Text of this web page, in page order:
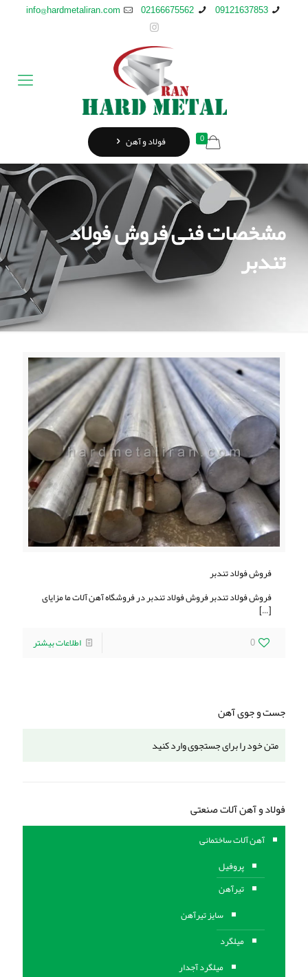
09121637853
02166675562
info@hardmetaliran.com
0 فولاد و آهن
مشخصات فنی فروش فولاد
تندبر
فروش فولاد تندبر
فروش فولاد تندبر فروش فولاد تندبر در فروشگاه آهن آلات ما مزایای
[…]
0
اطلاعات بیشتر
جست و جوی آهن
فولاد و آهن آلات صنعتی
آهن آلات ساختمانی
پروفیل
تیرآهن
سایز تیرآهن
میلگرد
میلگرد آجدار